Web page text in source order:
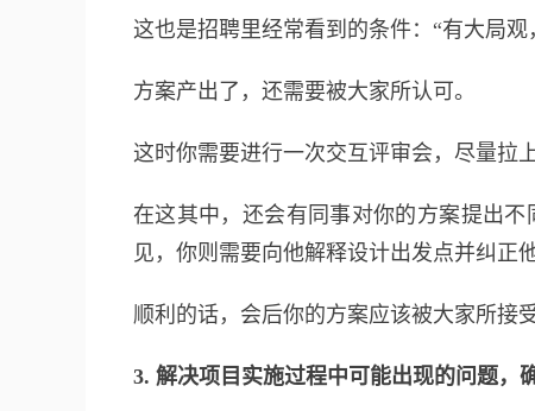
这也是招聘里经常看到的条件：“有大局
方案产出了，还需要被大家所认可。
这时你需要进行一次交互评审会，尽量拉
在这其中，还会有同事对你的方案提出
见，你则需要向他解释设计出发点并纠正
顺利的话，会后你的方案应该被大家所接
3. 解决项目实施过程中可能出现的问题，